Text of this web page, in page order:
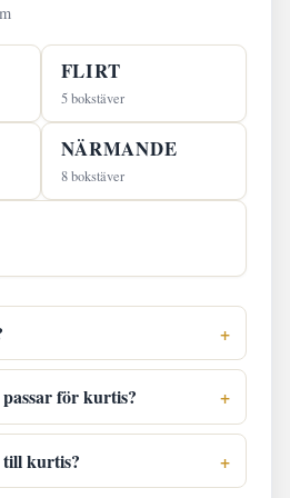
FLIRT
5 bokstäver
NÄRMANDE
8 bokstäver
för kurtis?
till kurtis?